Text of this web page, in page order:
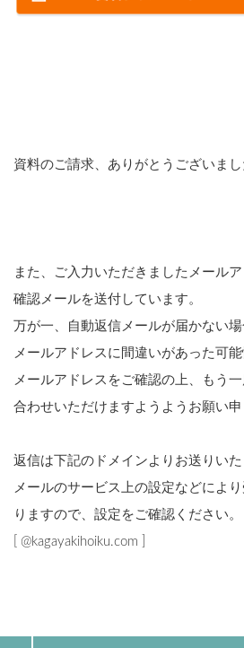
資料のご請求、ありがとうございまし
また、ご入力いただきましたメール
確認メールを送付しています。
万が一、自動返信メールが届かない
メールアドレスに間違いがあった可能
メールアドレスをご確認の上、もう
合わせいただけますようようお願い申
返信は下記のドメインよりお送りいた
メールのサービス上の設定などによ
りますので、設定をご確認ください。
[ @kagayakihoiku.com ]